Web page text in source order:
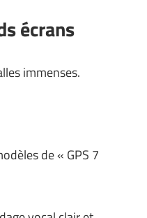
écrans
immenses.
de « GPS 7